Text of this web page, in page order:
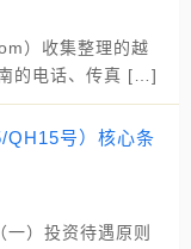
）收集整理的越
的电话、传真 […]
QH15号）核心条
）投资待遇原则